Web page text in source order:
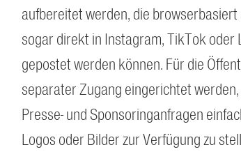
aufbereitet werden, die browserbasiert
sogar direkt in Instagram, TikTok oder
gepostet werden können. Für die
separater Zugang eingerichtet
Presse- und Sponsoringanfragen
Logos oder Bilder zur Verfügung zu